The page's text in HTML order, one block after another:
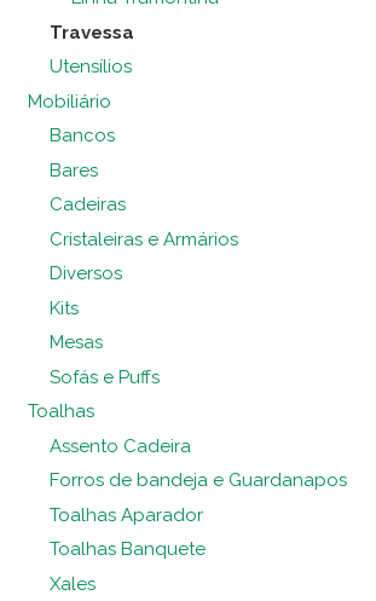
Travessa
Utensílios
Mobiliário
Bancos
Bares
Cadeiras
Cristaleiras e Armários
Diversos
Kits
Mesas
Sofás e Puffs
Toalhas
Assento Cadeira
Forros de bandeja e Guardanapos
Toalhas Aparador
Toalhas Banquete
Xales